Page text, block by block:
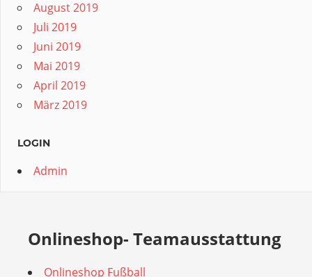
August 2019
Juli 2019
Juni 2019
Mai 2019
April 2019
März 2019
LOGIN
Admin
Onlineshop- Teamausstattung
Onlineshop Fußball